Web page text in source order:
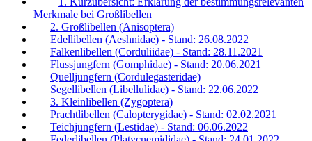
Merkmale bei Großlibellen
2. Großlibellen (Anisoptera)
Edellibellen (Aeshnidae) - Stand: 26.08.2022
Falkenlibellen (Corduliidae) - Stand: 28.11.2021
Flussjungfern (Gomphidae) - Stand: 20.06.2021
Quelljungfern (Cordulegasteridae)
Segellibellen (Libellulidae) - Stand: 22.06.2022
3. Kleinlibellen (Zygoptera)
Prachtlibellen (Calopterygidae) - Stand: 02.02.2021
Teichjungfern (Lestidae) - Stand: 06.06.2022